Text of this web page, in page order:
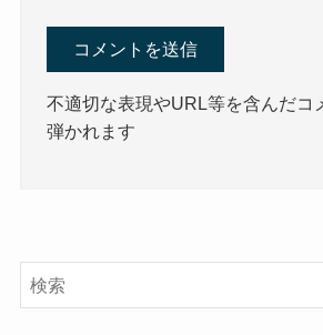
不適切な表現やURL等を含んだコ
弾かれます